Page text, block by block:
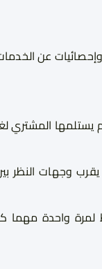
عن
يستلمها المشتري
وجهات النظر بين
واحدة مهما